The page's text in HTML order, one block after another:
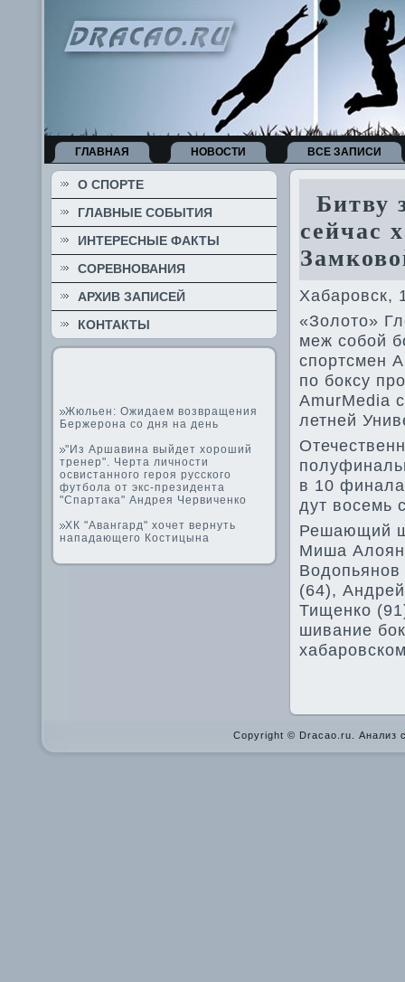
ГЛАВНАЯ НОВОСТИ ВСЕ ЗАПИСИ
О СПОРТЕ
ГЛАВНЫЕ СОБЫТИЯ
ИНТЕРЕСНЫЕ ФАКТЫ
СОРЕВНОВАНИЯ
АРХИВ ЗАПИСЕЙ
КОНТАКТЫ
Жюльен: Ожидаем возвращения
Бержерона со дня на день
"Из Аршавина выйдет хороший
тренер". Черта личности
освистанного героя русского
футбола от экс-президента
"Спартака" Андрея Червиченко
ХК "Авангард" хочет вернуть
нападающего Костицына
Битву
сейчас
Хабаровск,
«Золото»
меж собой
спортсмен
по боксу
AmurMedia
летней
в 10
дут восемь
Решающий
Миша Алоян
(64),
Тищенко
шивание
Copyright © Dracao.ru. Анализ